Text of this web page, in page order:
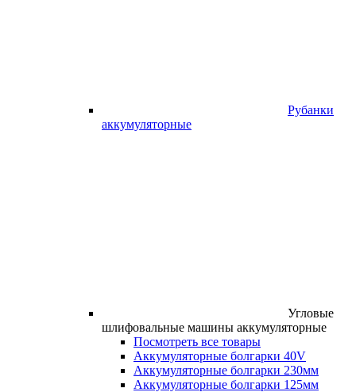
Рубанки
аккумуляторные
Угловые
шлифовальные машины аккумуляторные
Посмотреть все товары
Аккумуляторные болгарки 40V
Аккумуляторные болгарки 230мм
Аккумуляторные болгарки 125мм